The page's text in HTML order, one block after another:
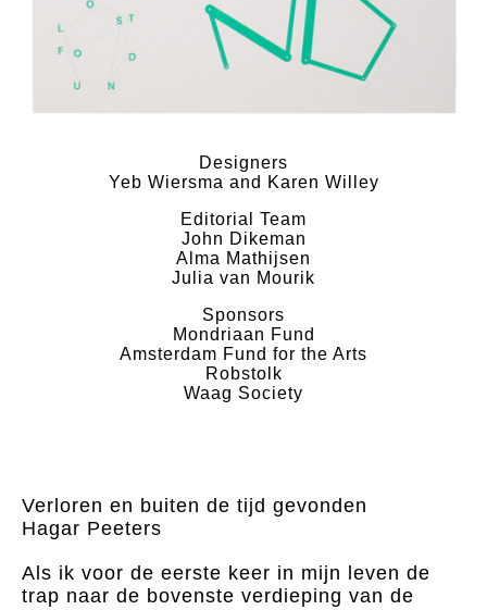
Designers
Yeb Wiersma and Karen Willey
Editorial Team
John Dikeman
Alma Mathijsen
Julia van Mourik
Sponsors
Mondriaan Fund
Amsterdam Fund for the Arts
Robstolk
Waag Society
Verloren en buiten de tijd gevonden
Hagar Peeters
Als ik voor de eerste keer in mijn leven de
trap naar de bovenste verdieping van de